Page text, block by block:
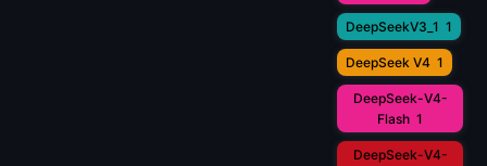
DeepSeekV3_1 1
DeepSeek V4 1
DeepSeek-V4-
Flash 1
DeepSeek-V4-